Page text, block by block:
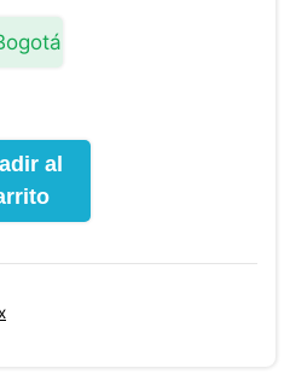
$24,900.00.
al